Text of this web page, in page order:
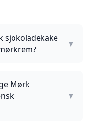
sjokoladekake
▼
Mørk
▼